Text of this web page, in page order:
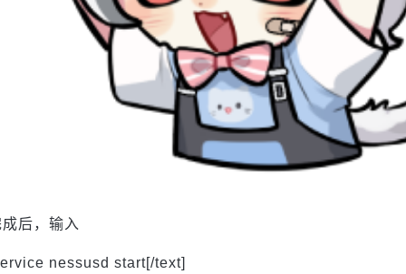
后，输入
nessusd start[/text]